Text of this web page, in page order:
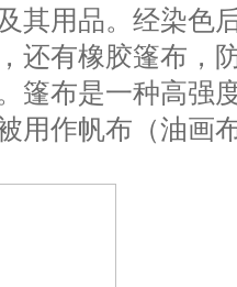
其用品。经染色
还有橡胶篷布，
篷布是一种高强
用作帆布（油画